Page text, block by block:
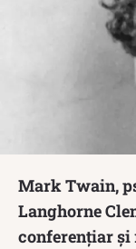
Mark Twain,
Langhorne
conferențiar și